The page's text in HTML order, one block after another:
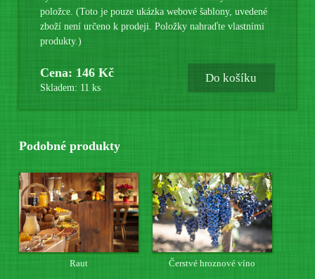
položce. (Toto je pouze ukázka webové šablony, uvedené
zboží není určeno k prodeji. Položky nahraďte vlastními
produkty.)
Cena: 146 Kč
Skladem: 11 ks
Do košíku
Podobné produkty
Raut Čerstvé hroznové víno